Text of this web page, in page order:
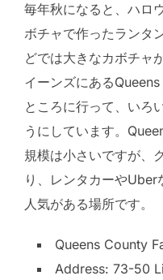
毎年秋になると、ハロ
ボチャで作ったランタ
どでは大きなカボチャ
イーンズにある
ところに行って、いろ
うにしています。
規模は小さいですが、
り、レンタカーや
人気がある場所です。
Queens County
Address: 73-50